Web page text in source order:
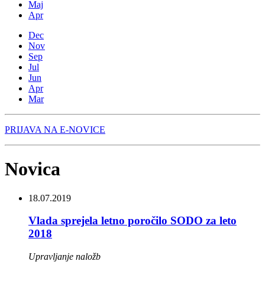
Maj
Apr
Dec
Nov
Sep
Jul
Jun
Apr
Mar
PRIJAVA NA E-NOVICE
Novica
18.07.2019
Vlada sprejela letno poročilo SODO za leto
2018
Upravljanje naložb